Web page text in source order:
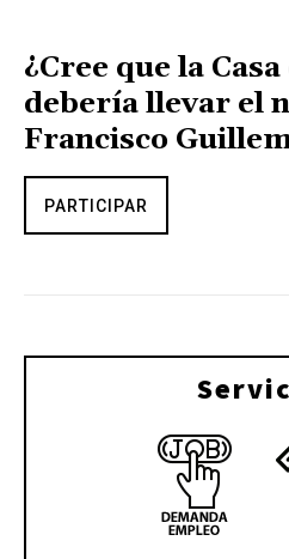
¿Cree que la
debería llevar el
Francisco
PARTICIPAR